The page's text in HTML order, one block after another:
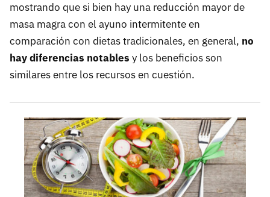
mostrando que si bien hay una reducción mayor de
masa magra con el ayuno intermitente en
comparación con dietas tradicionales, en general, no
hay diferencias notables y los beneficios son
similares entre los recursos en cuestión.